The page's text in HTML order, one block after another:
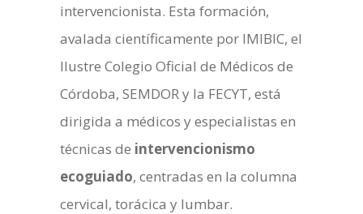
intervencionista. Esta formación,
avalada científicamente por IMIBIC, el
Ilustre Colegio Oficial de Médicos de
Córdoba, SEMDOR y la FECYT, está
dirigida a médicos y especialistas en
técnicas de intervencionismo
ecoguiado, centradas en la columna
cervical, torácica y lumbar.